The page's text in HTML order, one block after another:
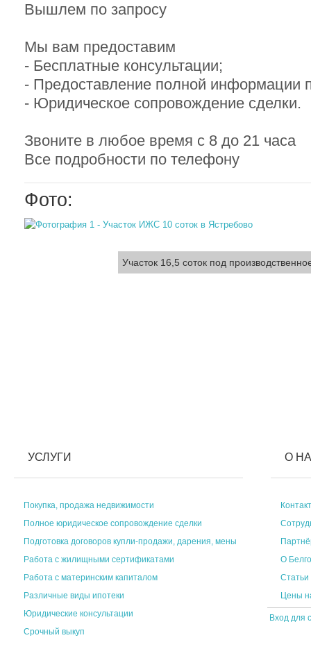
Вышлем по запросу
Мы вам предоставим
- Бесплатные консультации;
- Предоставление полной информации
- Юридическое сопровождение сделки.
Звоните в любое время с 8 до 21 часа
Все подробности по телефону
Фото:
Участок 16,5 соток под
УСЛУГИ
Покупка, продажа недвижимости
Полное юридическое сопровождение сделки
Подготовка договоров купли-продажи, дарения, мены
Работа с жилищными сертификатами
Работа с материнским капиталом
Различные виды ипотеки
Юридические консультации
Срочный выкуп
О
О
Статьи
Цены
Вход для